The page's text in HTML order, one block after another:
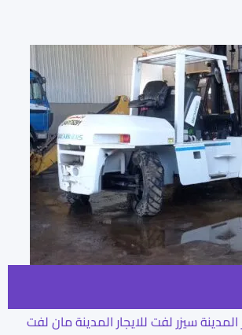
سيزر لفت للايجار المدينة مان لفت